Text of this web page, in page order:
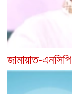
জামায়াত-